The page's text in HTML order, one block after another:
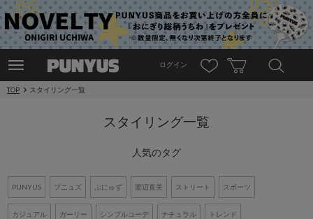
ログイン
TOP スタイリング一覧
スタイリング一覧
人気のタグ
PUNYUS プニュズ ぷにゅず 渡辺直美 ストリート スポーツ
カジュアル ガーリー シンプルコーデ ナチュラル トレンド